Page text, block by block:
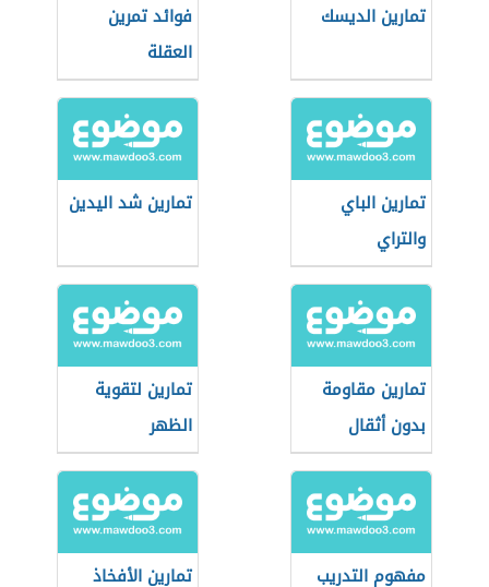
تمارين الديسك
فوائد تمرين
العقلة
تمارين الباي
والتراي
تمارين شد اليدين
تمارين مقاومة
بدون أثقال
تمارين لتقوية
الظهر
مفهوم التدريب
تمارين الأفخاذ